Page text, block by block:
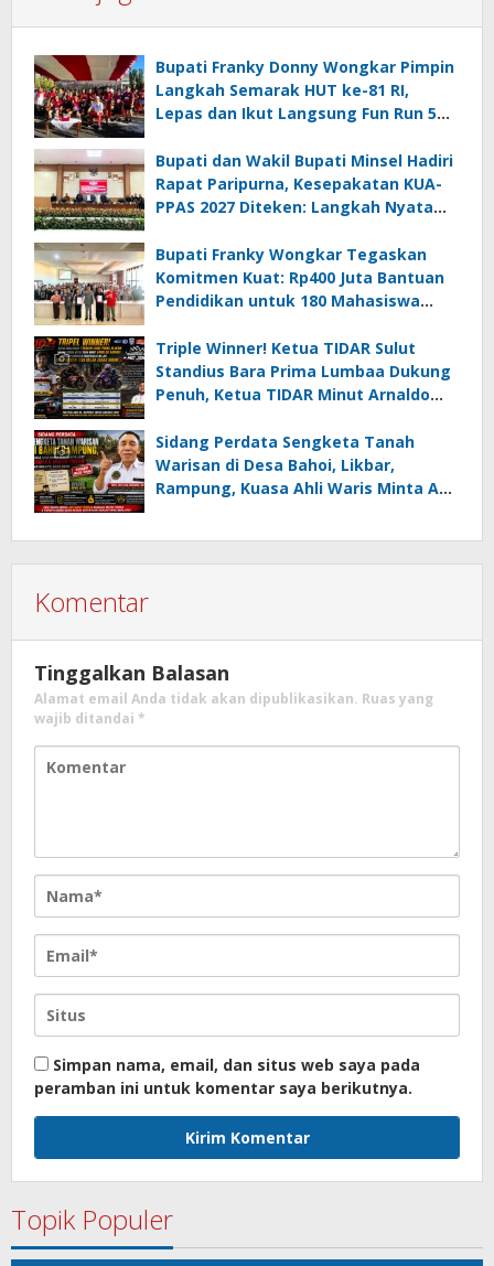
Bupati Franky Donny Wongkar Pimpin
Langkah Semarak HUT ke-81 RI,
Lepas dan Ikut Langsung Fun Run 5
Bupati dan Wakil Bupati Minsel Hadiri
Rapat Paripurna, Kesepakatan KUA-
PPAS 2027 Diteken: Langkah Nyata
Bupati Franky Wongkar Tegaskan
Komitmen Kuat: Rp400 Juta Bantuan
Pendidikan untuk 180 Mahasiswa
Triple Winner! Ketua TIDAR Sulut
Standius Bara Prima Lumbaa Dukung
Penuh, Ketua TIDAR Minut Arnaldo
05 MC JOE Sapu Bersih Tiga Gelar
Juara Umum
Sidang Perdata Sengketa Tanah
Warisan di Desa Bahoi, Likbar,
Rampung, Kuasa Ahli Waris Minta APH
Komentar
Tinggalkan Balasan
Alamat email Anda tidak akan dipublikasikan. Ruas yang
wajib ditandai *
Simpan nama, email, dan situs web saya pada
peramban ini untuk komentar saya berikutnya.
Topik Populer